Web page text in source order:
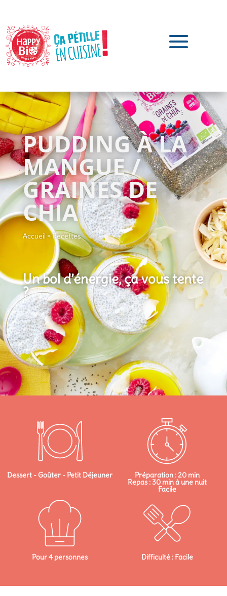
PUDDING À LA
MANGUE /
GRAINES DE
CHIA
Accueil »Recettes
Un bol d’énergie, ça vous tente
?
Dessert - Goûter - Petit Déjeuner Préparation : 20 min
Repas : 30 min à une nuit
Facile
Pour 4 personnes Difficulté : Facile